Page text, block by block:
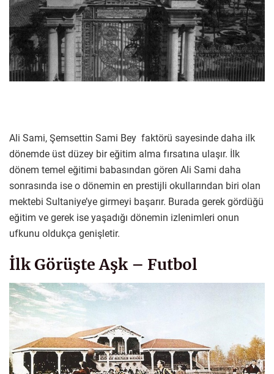
Ali Sami, Şemsettin Sami Bey faktörü sayesinde daha ilk
dönemde üst düzey bir eğitim alma fırsatına ulaşır. İlk
dönem temel eğitimi babasından gören Ali Sami daha
sonrasında ise o dönemin en prestijli okullarından biri olan
mektebi Sultaniye’ye girmeyi başarır. Burada gerek gördüğü
eğitim ve gerek ise yaşadığı dönemin izlenimleri onun
ufkunu oldukça genişletir.
İlk Görüşte Aşk – Futbol